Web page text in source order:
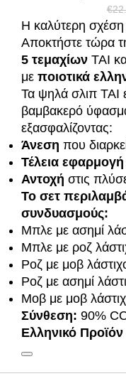
€
Η καλύτερη σχέση
Αποκτήστε τώρα
5 τεμαχίων TAI
με ποιοτικά
Τα ψηλά σλιπ TAI
βαμβακερό
εξασφαλίζοντας:
Άνεση που
Τέλεια εφαρμογή
Αντοχή στις
Το σετ
συνδυασμούς:
Μπλε με ασημί
Μπλε με ροζ
Ροζ με μοβ
Ροζ με ασημί
Μοβ με μοβ
Σύνθεση: 90%
Ελληνικό